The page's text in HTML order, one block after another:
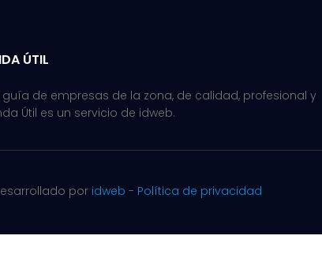
ÚTIL
guía de empresas de la zona, de calidad, profesional y
Útil es un servicio de idweb.
por idweb - Política de privacidad